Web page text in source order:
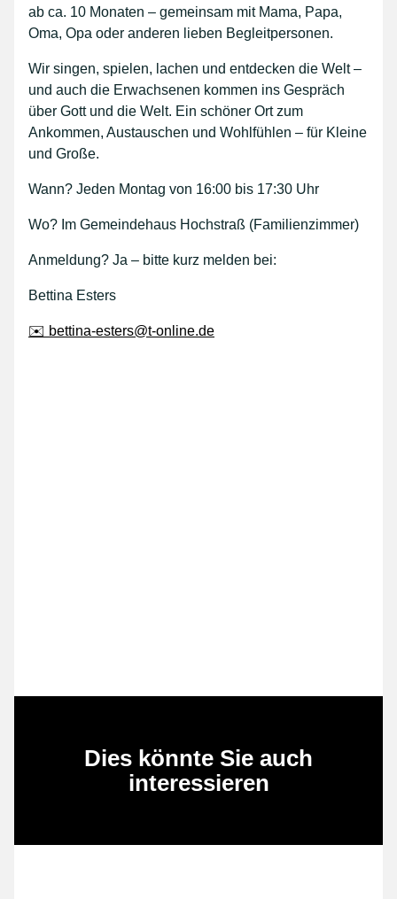
ab ca. 10 Monaten – gemeinsam mit Mama, Papa,
Oma, Opa oder anderen lieben Begleitpersonen.
Wir singen, spielen, lachen und entdecken die Welt –
und auch die Erwachsenen kommen ins Gespräch
über Gott und die Welt. Ein schöner Ort zum
Ankommen, Austauschen und Wohlfühlen – für Kleine
und Große.
Wann? Jeden Montag von 16:00 bis 17:30 Uhr
Wo? Im Gemeindehaus Hochstraß (Familienzimmer)
Anmeldung? Ja – bitte kurz melden bei:
Bettina Esters
✉️ bettina-esters@t-online.de
Dies könnte Sie auch
interessieren